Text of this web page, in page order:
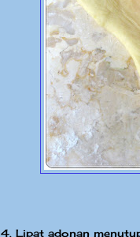
4. Lipat adonan